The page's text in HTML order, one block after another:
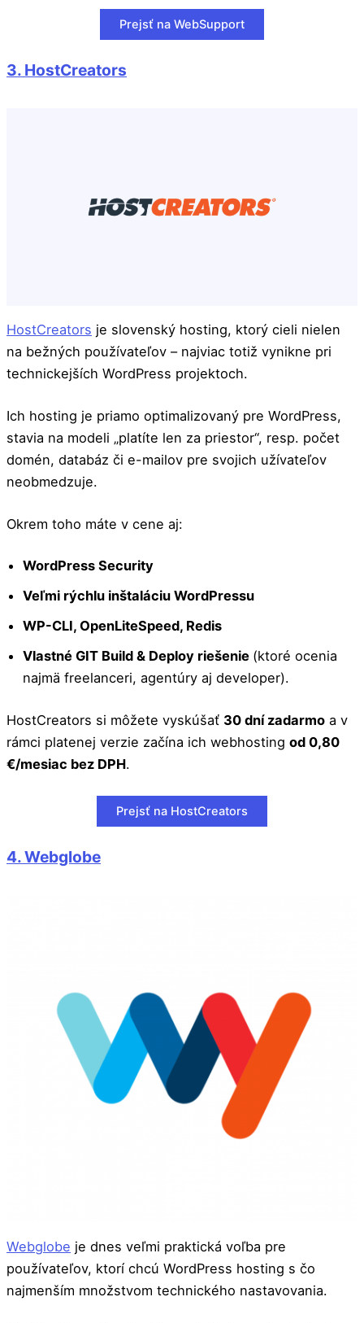
Prejsť na WebSupport
3. HostCreators
HostCreators je slovenský hosting, ktorý cieli nielen
na bežných používateľov – najviac totiž vynikne pri
technickejších WordPress projektoch.
Ich hosting je priamo optimalizovaný pre WordPress,
stavia na modeli „platíte len za priestor“, resp. počet
domén, databáz či e-mailov pre svojich užívateľov
neobmedzuje.
Okrem toho máte v cene aj:
WordPress Security
Veľmi rýchlu inštaláciu WordPressu
WP-CLI, OpenLiteSpeed, Redis
Vlastné GIT Build & Deploy riešenie (ktoré ocenia
najmä freelanceri, agentúry aj developer).
HostCreators si môžete vyskúšať 30 dní zadarmo a v
rámci platenej verzie začína ich webhosting od 0,80
€/mesiac bez DPH.
Prejsť na HostCreators
4. Webglobe
Webglobe je dnes veľmi praktická voľba pre
používateľov, ktorí chcú WordPress hosting s čo
najmenším množstvom technického nastavovania.